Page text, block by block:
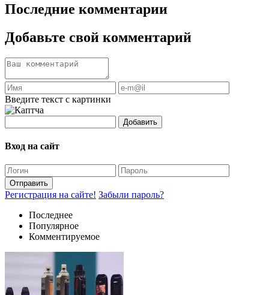
Последние комментарии
Добавьте свой комментарий
Введите текст с картинки
Добавить
Вход на сайт
Отправить
Регистрация на сайте! Забыли пароль?
Последнее
Популярное
Комментируемое